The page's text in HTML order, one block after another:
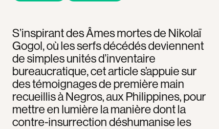
S’inspirant des Âmes mortes de Nikolaï
Gogol, où les serfs décédés deviennent
de simples unités d’inventaire
bureaucratique, cet article s’appuie sur
des témoignages de première main
recueillis à Negros, aux Philippines, pour
mettre en lumière la manière dont la
contre-insurrection déshumanise les